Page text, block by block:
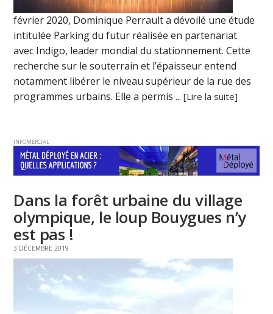
février 2020, Dominique Perrault a dévoilé une étude
intitulée Parking du futur réalisée en partenariat
avec Indigo, leader mondial du stationnement. Cette
recherche sur le souterrain et l’épaisseur entend
notamment libérer le niveau supérieur de la rue des
programmes urbains. Elle a permis ...[Lire la suite]
INFOMERCIAL
Dans la forêt urbaine du village
olympique, le loup Bouygues n’y
est pas !
3 DÉCEMBRE 2019